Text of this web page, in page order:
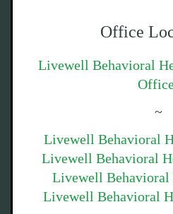
Office
Livewell Behavioral
~
Livewell Behavioral
Livewell Behavioral
Livewell Behavioral
Livewell Behavioral